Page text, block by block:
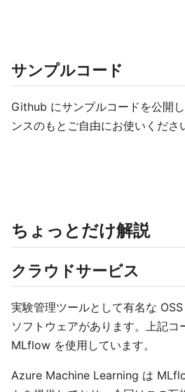
サンプルコード
Github にサンプルコードを公開
ンスのもとご自由にお使いくださ
ちょっとだけ解説
クラウドサービス
実験管理ツールとして有名な
ソフトウェアがあります。上記コ
MLflow を使用しています。
Azure Machine Learning は